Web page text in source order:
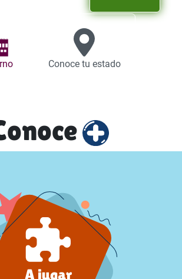
Conoce tu estado